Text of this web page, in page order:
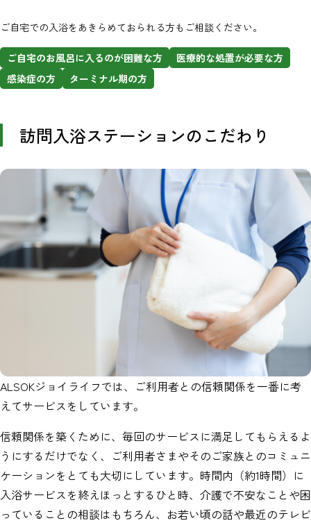
ご自宅での入浴をあきらめておられる方もご相談ください。
ご自宅のお風呂に入るのが困難な方
医療的な処置が必要な方
感染症の方
ターミナル期の方
訪問入浴ステーションのこだわり
ALSOKジョイライフでは、ご利用者との信頼関係を一番に考
えてサービスをしています。
信頼関係を築くために、毎回のサービスに満足してもらえるよ
うにするだけでなく、ご利用者さまやそのご家族とのコミュニ
ケーションをとても大切にしています。時間内（約1時間）に
入浴サービスを終えほっとするひと時、介護で不安なことや困
っていることの相談はもちろん、お若い頃の話や最近のテレビ